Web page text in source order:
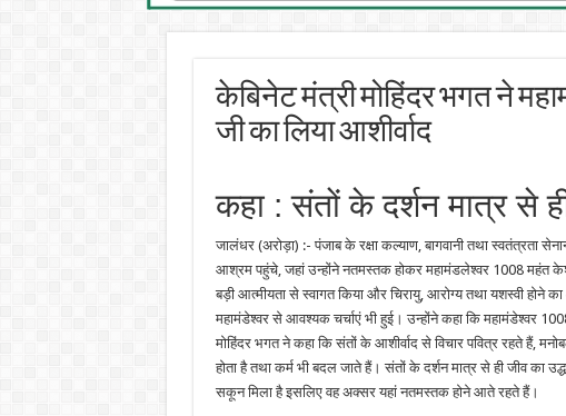
केबिनेट मंत्री मोहिंदर भगत ने
जी का लिया आशीर्वाद
कहा : संतों के दर्शन मात्र से
जालंधर (अरोड़ा) :- पंजाब के रक्षा कल्याण, बागवानी तथा स्वतंत्रता
आश्रम पहुंचे, जहां उन्होंने नतमस्तक होकर महामंडलेश्वर 1008 महंत
बड़ी आत्मीयता से स्वागत किया और चिरायु, आरोग्य तथा यशस्वी
महामंडेश्वर से आवश्यक चर्चाएं भी हुई। उन्होंने कहा कि महामंडेश्वर
मोहिंदर भगत ने कहा कि संतों के आशीर्वाद से विचार पवित्र रहते हैं,
होता है तथा कर्म भी बदल जाते हैं। संतों के दर्शन मात्र से ही जीव का
सकून मिला है इसलिए वह अक्सर यहां नतमस्तक होने आते रहते हैं।